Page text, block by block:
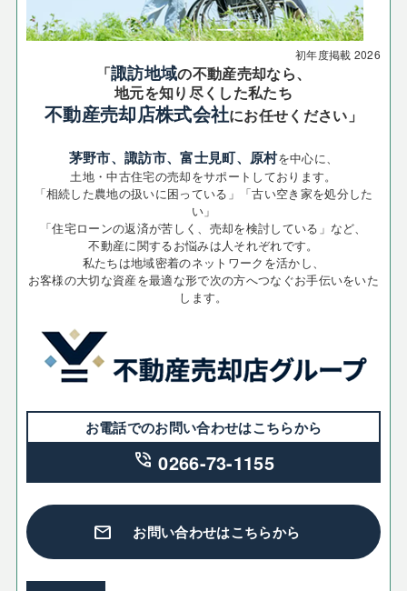
初年度掲載 2026
「諏訪地域の不動産売却なら、
地元を知り尽くした私たち
不動産売却店株式会社にお任せください」
茅野市、諏訪市、富士見町、原村を中心に、
土地・中古住宅の売却をサポートしております。
「相続した農地の扱いに困っている」「古い空き家を処分した
い」
「住宅ローンの返済が苦しく、売却を検討している」など、
不動産に関するお悩みは人それぞれです。
私たちは地域密着のネットワークを活かし、
お客様の大切な資産を最適な形で次の方へつなぐお手伝いをいた
します。
お電話でのお問い合わせはこちらから
phone_in_talk 0266-73-1155
mail お問い合わせはこちらから